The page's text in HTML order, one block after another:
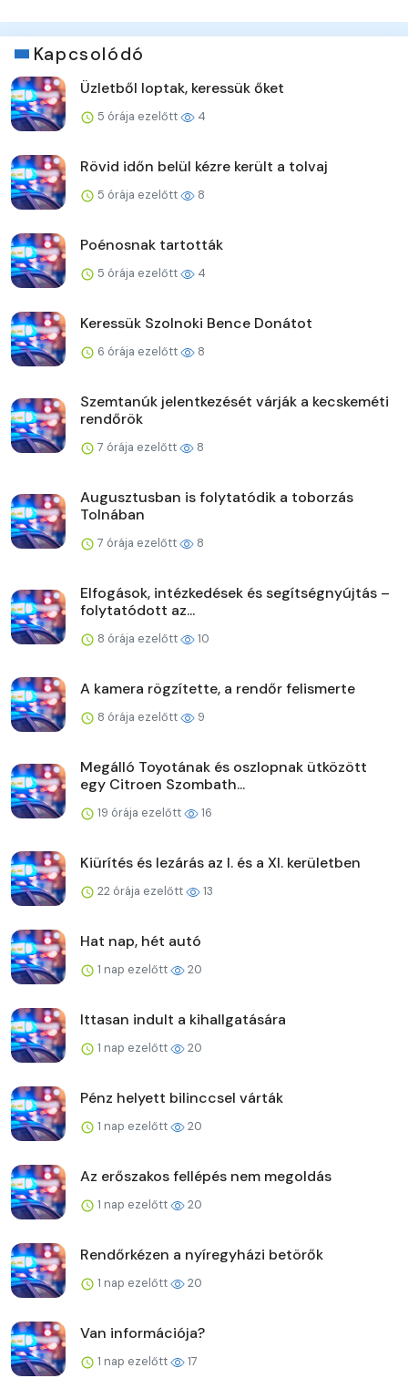
Kapcsolódó
Üzletből loptak, keressük őket
5 órája ezelőtt 4
Rövid időn belül kézre került a tolvaj
5 órája ezelőtt 8
Poénosnak tartották
5 órája ezelőtt 4
Keressük Szolnoki Bence Donátot
6 órája ezelőtt 8
Szemtanúk jelentkezését várják a kecskeméti
rendőrök
7 órája ezelőtt 8
Augusztusban is folytatódik a toborzás
Tolnában
7 órája ezelőtt 8
Elfogások, intézkedések és segítségnyújtás –
folytatódott az...
8 órája ezelőtt 10
A kamera rögzítette, a rendőr felismerte
8 órája ezelőtt 9
Megálló Toyotának és oszlopnak ütközött
egy Citroen Szombath...
19 órája ezelőtt 16
Kiürítés és lezárás az I. és a XI. kerületben
22 órája ezelőtt 13
Hat nap, hét autó
1 nap ezelőtt 20
Ittasan indult a kihallgatására
1 nap ezelőtt 20
Pénz helyett bilinccsel várták
1 nap ezelőtt 20
Az erőszakos fellépés nem megoldás
1 nap ezelőtt 20
Rendőrkézen a nyíregyházi betörők
1 nap ezelőtt 20
Van információja?
1 nap ezelőtt 17